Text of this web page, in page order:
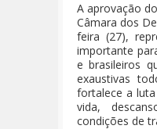
A aprovação
Câmara dos
feira (27),
importante
e brasileiros
exaustivas
fortalece a
vida,
condições de